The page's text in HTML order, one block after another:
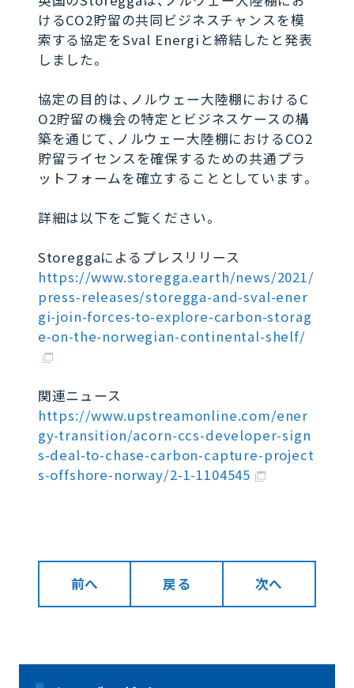
けるCO2貯留の共同ビジネスチャンスを模
索する協定をSval Energiと締結したと発表
しました。
協定の目的は、ノルウェー大陸棚におけるC
O2貯留の機会の特定とビジネスケースの構
築を通じて、ノルウェー大陸棚におけるCO2
貯留ライセンスを確保するための共通プラ
ットフォームを確立することとしています。
詳細は以下をご覧ください。
Storeggaによるプレスリリース
https://www.storegga.earth/news/2021/
press-releases/storegga-and-sval-ener
gi-join-forces-to-explore-carbon-storag
e-on-the-norwegian-continental-shelf/
関連ニュース
https://www.upstreamonline.com/ener
gy-transition/acorn-ccs-developer-sign
s-deal-to-chase-carbon-capture-project
s-offshore-norway/2-1-1104545
前へ 戻る 次へ